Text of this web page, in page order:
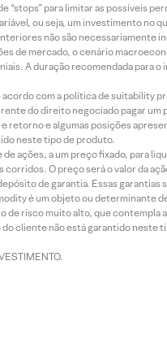
“stops” para limitar as possíveis
ou seja, um investimento no
não são necessariamente
de mercado, o cenário
A duração recomendada para
com a política de suitability
do direito negociado pagar
e algumas posições
neste tipo de produto.
ações, a um preço fixado, para
O preço será o valor da
de garantia. Essas garantias
é um objeto ou
risco muito alto, que contempla
cliente não está garantido